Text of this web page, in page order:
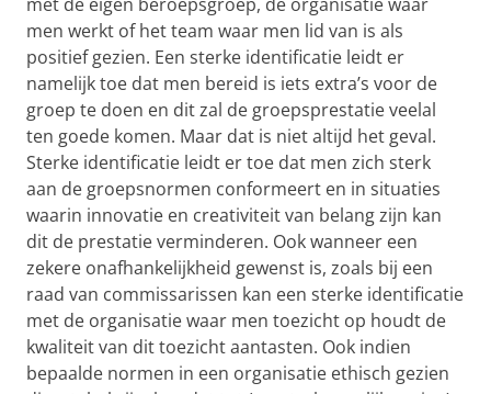
men werkt of het team waar men lid van is als
positief gezien. Een sterke identificatie leidt er
namelijk toe dat men bereid is iets extra’s voor de
groep te doen en dit zal de groepsprestatie veelal
ten goede komen. Maar dat is niet altijd het geval.
Sterke identificatie leidt er toe dat men zich sterk
aan de groepsnormen conformeert en in situaties
waarin innovatie en creativiteit van belang zijn kan
dit de prestatie verminderen. Ook wanneer een
zekere onafhankelijkheid gewenst is, zoals bij een
raad van commissarissen kan een sterke identificatie
met de organisatie waar men toezicht op houdt de
kwaliteit van dit toezicht aantasten. Ook indien
bepaalde normen in een organisatie ethisch gezien